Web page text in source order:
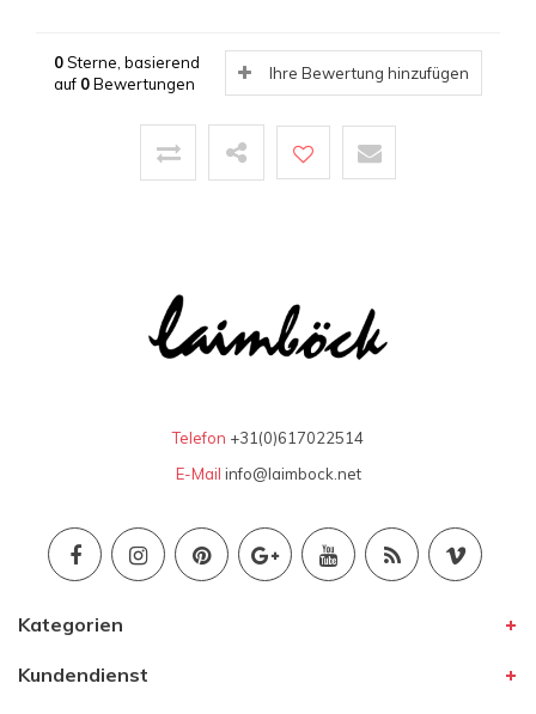
0Sterne, basierend
auf 0Bewertungen
Ihre Bewertung hinzufügen
Telefon +31(0)617022514
E-Mail info@laimbock.net
Kategorien
Kundendienst